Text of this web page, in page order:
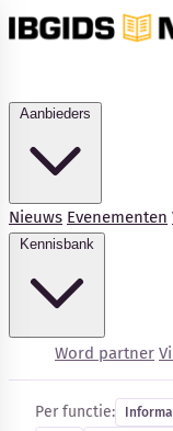
Nieuws Evenementen
Word partner
Per functie: